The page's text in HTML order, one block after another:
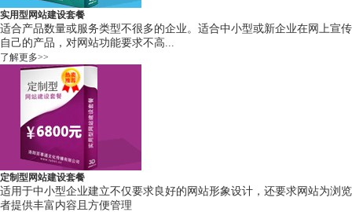
实用型网站建设套餐
适合产品数量或服务类型不很多的企业。适合中小型或新企业在网上宣传
自己的产品，对网站功能要求不高...
了解更多>>
定制型网站建设套餐
适用于中小型企业建立不仅要求良好的网站形象设计，还要求网站为浏览
者提供丰富内容且方便管理